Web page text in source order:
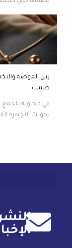
بين الموضة
صمت
في محاولة للجمع
تحولت الأجهزة